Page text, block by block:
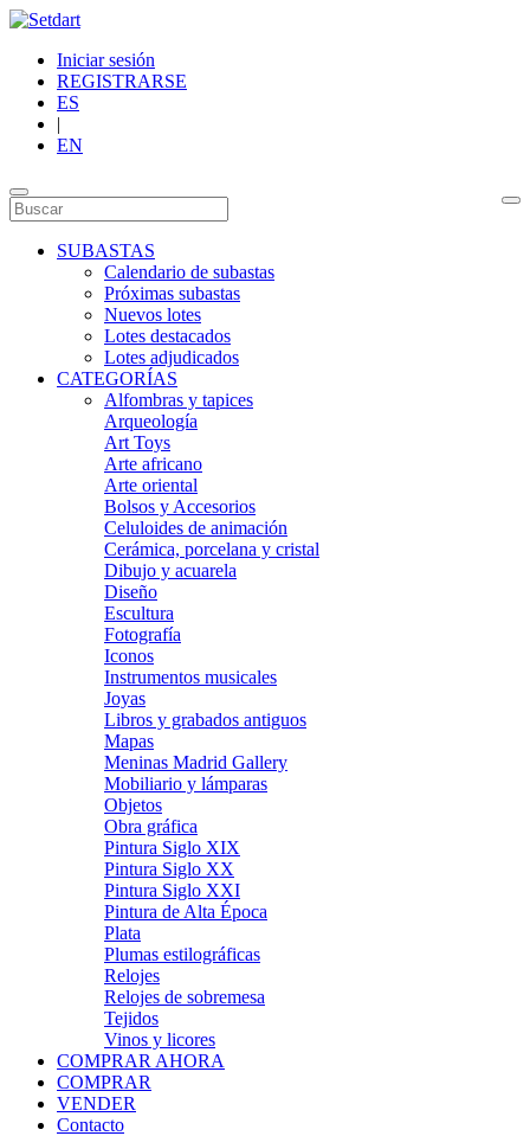
Iniciar sesión
REGISTRARSE
ES
|
EN
SUBASTAS
Calendario de subastas
Próximas subastas
Nuevos lotes
Lotes destacados
Lotes adjudicados
CATEGORÍAS
Alfombras y tapices
Arqueología
Art Toys
Arte africano
Arte oriental
Bolsos y Accesorios
Celuloides de animación
Cerámica, porcelana y cristal
Dibujo y acuarela
Diseño
Escultura
Fotografía
Iconos
Instrumentos musicales
Joyas
Libros y grabados antiguos
Mapas
Meninas Madrid Gallery
Mobiliario y lámparas
Objetos
Obra gráfica
Pintura Siglo XIX
Pintura Siglo XX
Pintura Siglo XXI
Pintura de Alta Época
Plata
Plumas estilográficas
Relojes
Relojes de sobremesa
Tejidos
Vinos y licores
COMPRAR AHORA
COMPRAR
VENDER
Contacto